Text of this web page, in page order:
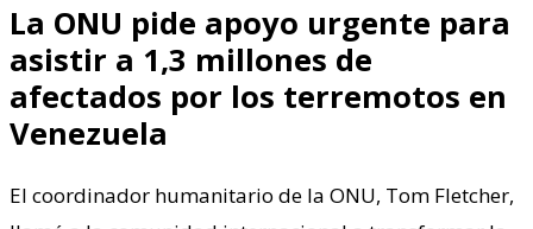
La ONU pide apoyo urgente para
asistir a 1,3 millones de
afectados por los terremotos en
Venezuela
El coordinador humanitario de la ONU, Tom Fletcher,